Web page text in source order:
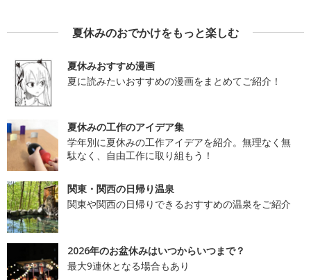
夏休みのおでかけをもっと楽しむ
夏休みおすすめ漫画
夏に読みたいおすすめの漫画をまとめてご紹介！
夏休みの工作のアイデア集
学年別に夏休みの工作アイデアを紹介。無理なく無
駄なく、自由工作に取り組もう！
関東・関西の日帰り温泉
関東や関西の日帰りできるおすすめの温泉をご紹介
2026年のお盆休みはいつからいつまで？
最大9連休となる場合もあり